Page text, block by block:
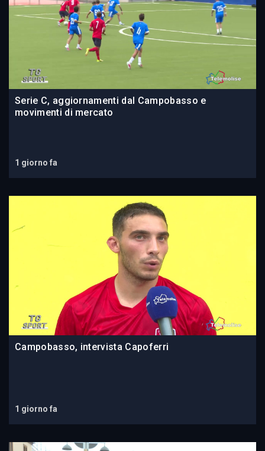
Serie C, aggiornamenti dal Campobasso e
movimenti di mercato
1 giorno fa
Campobasso, intervista Capoferri
1 giorno fa